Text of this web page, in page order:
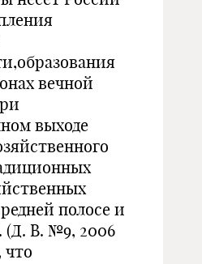
вечной
выходе
полосе и
(Д. В. №9, 2006
что